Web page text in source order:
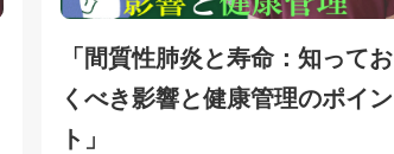
「間質性肺炎と寿命：知ってお
くべき影響と健康管理のポイン
ト」